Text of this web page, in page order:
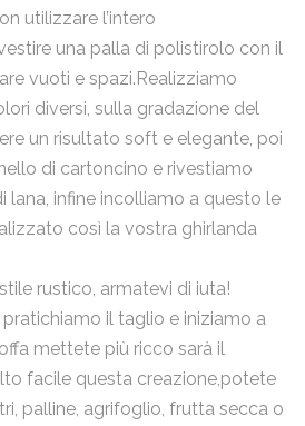
utilizzare l’intero
una palla di polistirolo con il
vuoti e spazi.Realizziamo
diversi, sulla gradazione del
un risultato soft e elegante, poi
di cartoncino e rivestiamo
lana, infine incolliamo a questo le
così la vostra ghirlanda
rustico, armatevi di iuta!
il taglio e iniziamo a
mettete più ricco sarà il
facile questa creazione,potete
palline, agrifoglio, frutta secca o